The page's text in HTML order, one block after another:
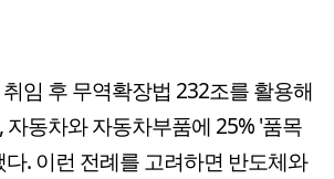
임 후 무역확장법 232조를 활용해
자동차와 자동차부품에 25% '품목
. 이런 전례를 고려하면 반도체와